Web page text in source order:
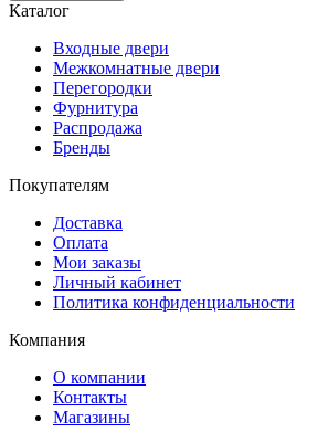
Каталог
Входные двери
Межкомнатные двери
Перегородки
Фурнитура
Распродажа
Бренды
Покупателям
Доставка
Оплата
Мои заказы
Личный кабинет
Политика конфиденциальности
Компания
О компании
Контакты
Магазины